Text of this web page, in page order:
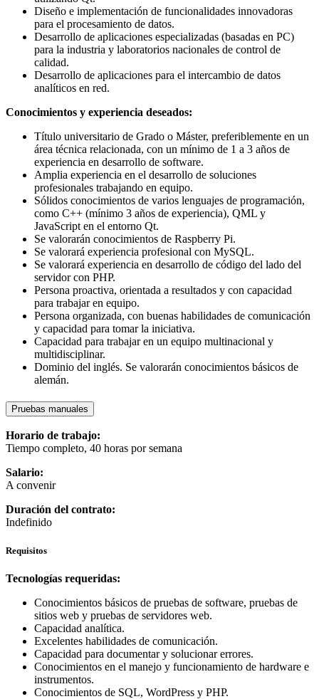
Diseño e implementación de funcionalidades innovadoras
para el procesamiento de datos.
Desarrollo de aplicaciones especializadas (basadas en PC)
para la industria y laboratorios nacionales de control de
calidad.
Desarrollo de aplicaciones para el intercambio de datos
analíticos en red.
Conocimientos y experiencia deseados:
Título universitario de Grado o Máster, preferiblemente en un
área técnica relacionada, con un mínimo de 1 a 3 años de
experiencia en desarrollo de software.
Amplia experiencia en el desarrollo de soluciones
profesionales trabajando en equipo.
Sólidos conocimientos de varios lenguajes de programación,
como C++ (mínimo 3 años de experiencia), QML y
JavaScript en el entorno Qt.
Se valorarán conocimientos de Raspberry Pi.
Se valorará experiencia profesional con MySQL.
Se valorará experiencia en desarrollo de código del lado del
servidor con PHP.
Persona proactiva, orientada a resultados y con capacidad
para trabajar en equipo.
Persona organizada, con buenas habilidades de comunicación
y capacidad para tomar la iniciativa.
Capacidad para trabajar en un equipo multinacional y
multidisciplinar.
Dominio del inglés. Se valorarán conocimientos básicos de
alemán.
Pruebas manuales
Horario de trabajo:
Tiempo completo, 40 horas por semana
Salario:
A convenir
Duración del contrato:
Indefinido
Requisitos
Tecnologías requeridas:
Conocimientos básicos de pruebas de software, pruebas de
sitios web y pruebas de servidores web.
Capacidad analítica.
Excelentes habilidades de comunicación.
Capacidad para documentar y solucionar errores.
Conocimientos en el manejo y funcionamiento de hardware e
instrumentos.
Conocimientos de SQL, WordPress y PHP.